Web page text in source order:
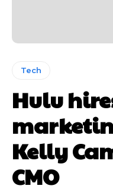
Tech
Hulu
Kelly
CMO